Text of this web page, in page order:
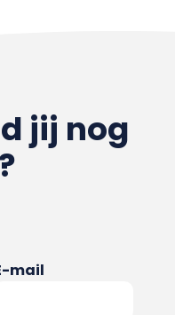
jij nog
mail